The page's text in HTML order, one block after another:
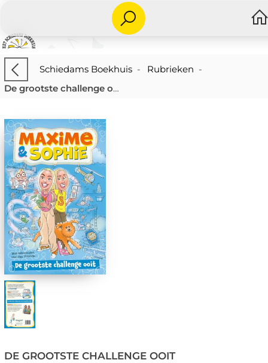
Schiedams Boekhuis- Rubrieken -
De grootste challenge ooit
DE GROOTSTE CHALLENGE OOIT